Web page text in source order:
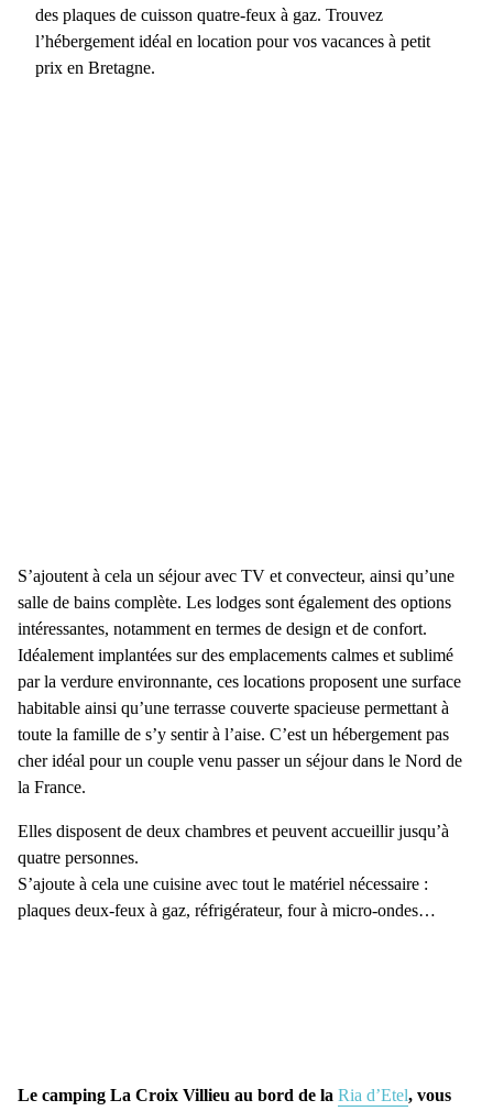
des plaques de cuisson quatre-feux à gaz. Trouvez
l’hébergement idéal en location pour vos vacances à petit
prix en Bretagne.
S’ajoutent à cela un séjour avec TV et convecteur, ainsi qu’une
salle de bains complète. Les lodges sont également des options
intéressantes, notamment en termes de design et de confort.
Idéalement implantées sur des emplacements calmes et sublimé
par la verdure environnante, ces locations proposent une surface
habitable ainsi qu’une terrasse couverte spacieuse permettant à
toute la famille de s’y sentir à l’aise. C’est un hébergement pas
cher idéal pour un couple venu passer un séjour dans le Nord de
la France.
Elles disposent de deux chambres et peuvent accueillir jusqu’à
quatre personnes.
S’ajoute à cela une cuisine avec tout le matériel nécessaire :
plaques deux-feux à gaz, réfrigérateur, four à micro-ondes…
Le camping La Croix Villieu au bord de la Ria d’Etel, vous